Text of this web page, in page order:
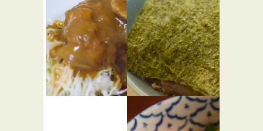
ア料理 ア
ンコール
ワット ★☆☆
アジア・エスニッ
ク